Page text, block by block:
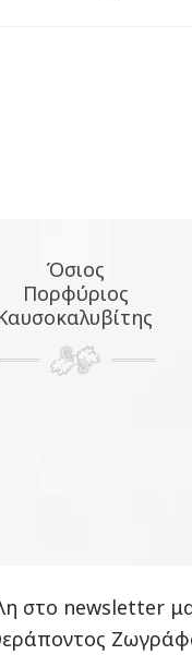
Όσιος
Πορφύριος
στο newsletter